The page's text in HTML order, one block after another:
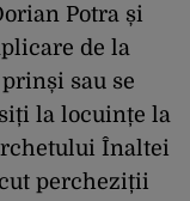
Potra și
de la
sau se
la locuințe la
Înaltei
percheziții